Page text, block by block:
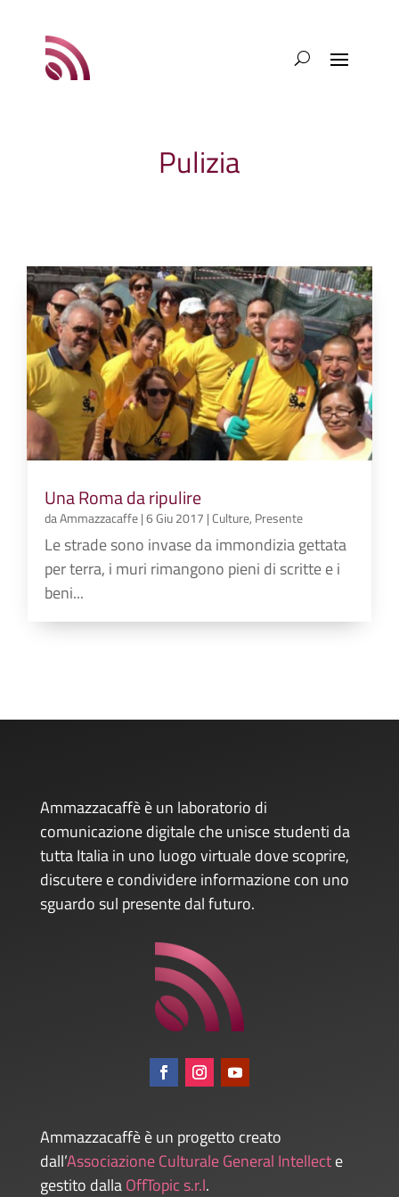
Pulizia
Una Roma da ripulire
daAmmazzacaffe|6 Giu 2017 |Culture, Presente
Le strade sono invase da immondizia gettata
per terra, i muri rimangono pieni di scritte e i
beni...
Ammazzacaffè è un laboratorio di
comunicazione digitale che unisce studenti da
tutta Italia in uno luogo virtuale dove scoprire,
discutere e condividere informazione con uno
sguardo sul presente dal futuro.
Ammazzacaffè è un progetto creato
dall’Associazione Culturale General Intellecte
gestito dallaOffTopic s.r.l.